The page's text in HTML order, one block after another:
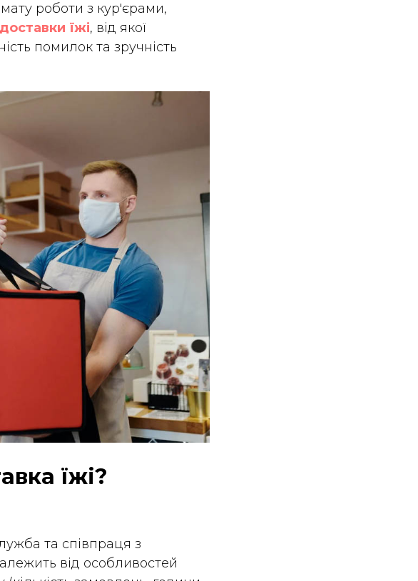
роботи з кур'єрами,
їжі, від якої
помилок та зручність
їжі?
та співпраця з
від особливостей